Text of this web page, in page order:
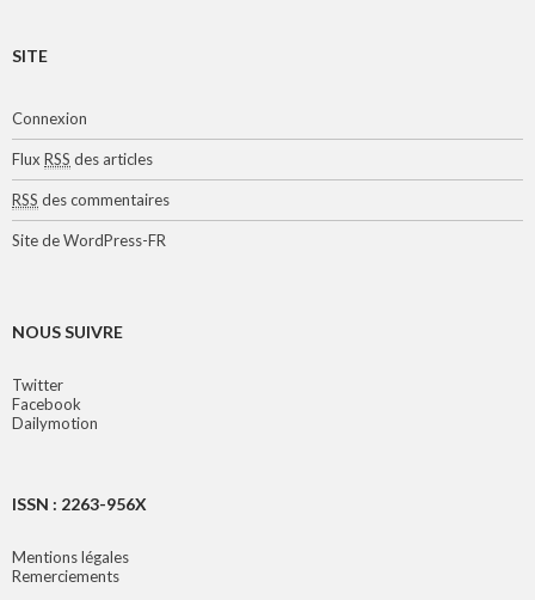
SITE
Connexion
Flux RSS des articles
RSS des commentaires
Site de WordPress-FR
NOUS SUIVRE
Twitter
Facebook
Dailymotion
ISSN : 2263-956X
Mentions légales
Remerciements